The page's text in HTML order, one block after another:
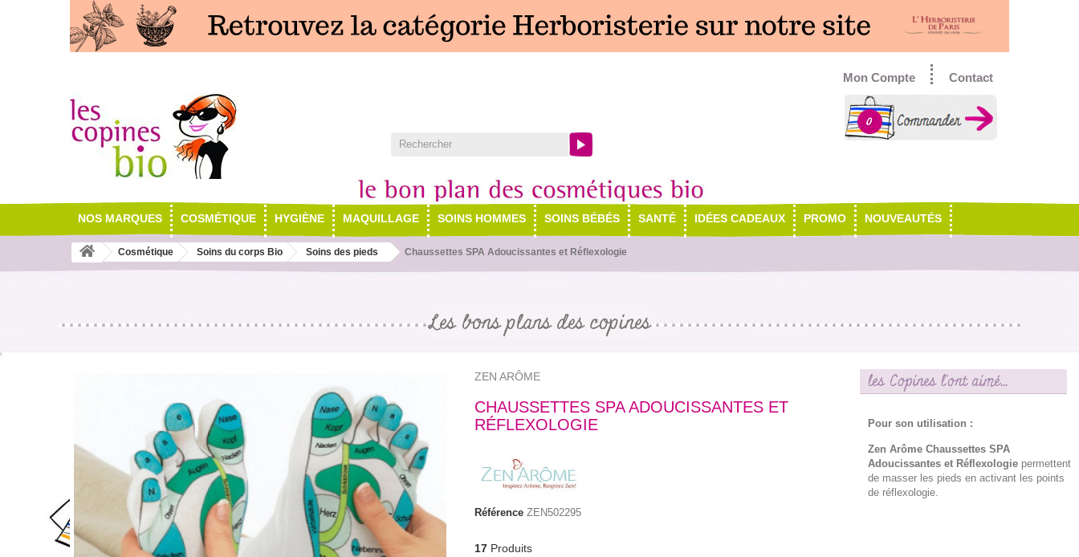
Contact
Mon Compte
0
NOS MARQUES COSMÉTIQUE HYGIÈNE MAQUILLAGE SOINS HOMMES SOINS BÉBÉS SANTÉ IDÉES CADEAUX PROMO NOUVEAUTÉS
Cosmétique Soins du corps Bio Soins des pieds Chaussettes SPA Adoucissantes et Réflexologie
Les bons plans des copines
ZEN ARÔME
CHAUSSETTES SPA ADOUCISSANTES ET
RÉFLEXOLOGIE
Référence ZEN502295
17 Produits
les Copines l'ont aimé...
Pour son utilisation :
Zen Arôme Chaussettes SPA
Adoucissantes et Réflexologiepermettent
de masser les pieds en activant les points
de réflexologie.